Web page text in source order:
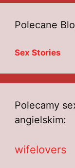
Polecane
Sex Stories
Polecamy
angielskim:
wifelovers